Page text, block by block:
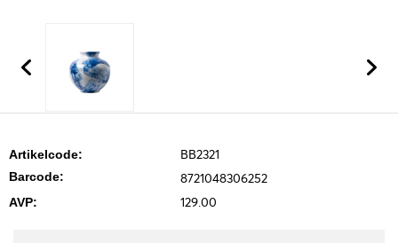
Artikelcode: BB2321
Barcode: 8721048306252
AVP: 129.00